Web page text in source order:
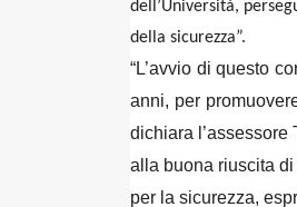
dell’Università,
della sicurezza”.
“L’avvio di questo
anni, per
dichiara
alla buona riuscita
per la sicurezza,